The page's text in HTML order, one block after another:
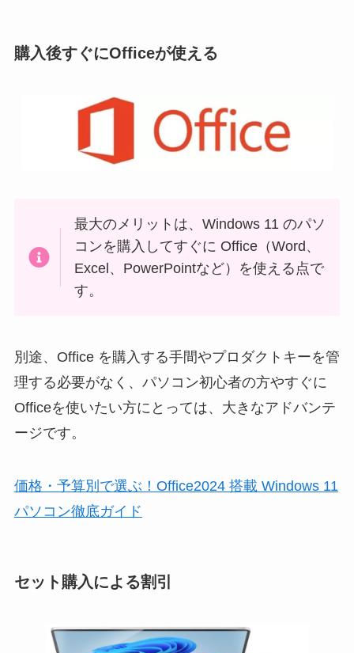
購入後すぐにOfficeが使える
最大のメリットは、Windows 11 のパソ
コンを購入してすぐに Office（Word、
Excel、PowerPointなど）を使える点で
す。
別途、Office を購入する手間やプロダクトキーを管
理する必要がなく、パソコン初心者の方やすぐに
Officeを使いたい方にとっては、大きなアドバンテ
ージです。
価格・予算別で選ぶ！Office2024 搭載 Windows 11
パソコン徹底ガイド
セット購入による割引